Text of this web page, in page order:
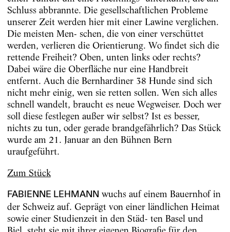
Schluss abbrannte. Die gesellschaftlichen Probleme
unserer Zeit werden hier mit einer Lawine verglichen.
Die meisten Men- schen, die von einer verschüttet
werden, verlieren die Orientierung. Wo findet sich die
rettende Freiheit? Oben, unten links oder rechts?
Dabei wäre die Oberfläche nur eine Handbreit
entfernt. Auch die Bernhardiner 38 Hunde sind sich
nicht mehr einig, wen sie retten sollen. Wen sich alles
schnell wandelt, braucht es neue Wegweiser. Doch wer
soll diese festlegen außer wir selbst? Ist es besser,
nichts zu tun, oder gerade brandgefährlich? Das Stück
wurde am 21. Januar an den Bühnen Bern
uraufgeführt.
Zum Stück
FABIENNE LEHMANN wuchs auf einem Bauernhof in
der Schweiz auf. Geprägt von einer ländlichen Heimat
sowie einer Studienzeit in den Städ- ten Basel und